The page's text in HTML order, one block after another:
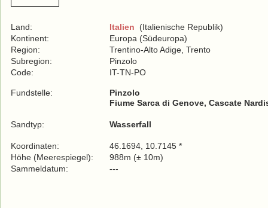
Land: Italien (Italienische Republik)
Kontinent:
Europa (Südeuropa)
Region:
Trentino-Alto Adige, Trento
Subregion:
Pinzolo
Code:
IT-TN-PO
Fundstelle:
Pinzolo
Fiume Sarca di Genove, Cascate
Sandtyp: Wasserfall
Koordinaten:
46.1694, 10.7145 *
Höhe (Meerespiegel):
988m (± 10m)
Sammeldatum:
---